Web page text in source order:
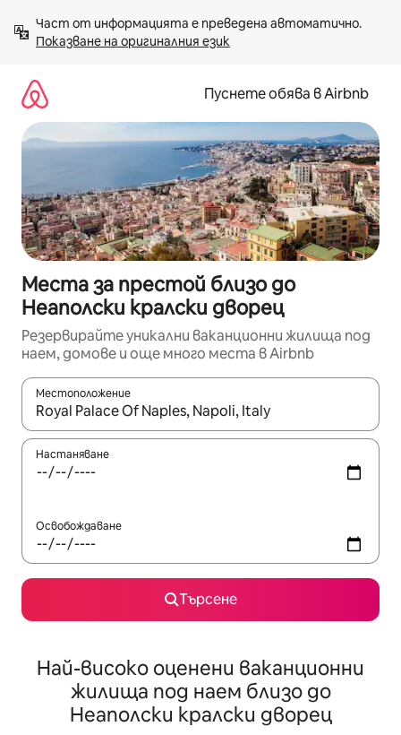
към
съдържанието
Показване на оригиналния език
Пуснете обява в Airbnb
Места за престой близо до
Неаполски кралски дворец
Резервирайте уникални ваканционни жилища под
наем, домове и още много места в Airbnb
Местоположение
Когато резултатите се покажат, използвайте
Настаняване
Освобождаване
Търсене
Най-високо оценени ваканционни
жилища под наем близо до
Неаполски кралски дворец